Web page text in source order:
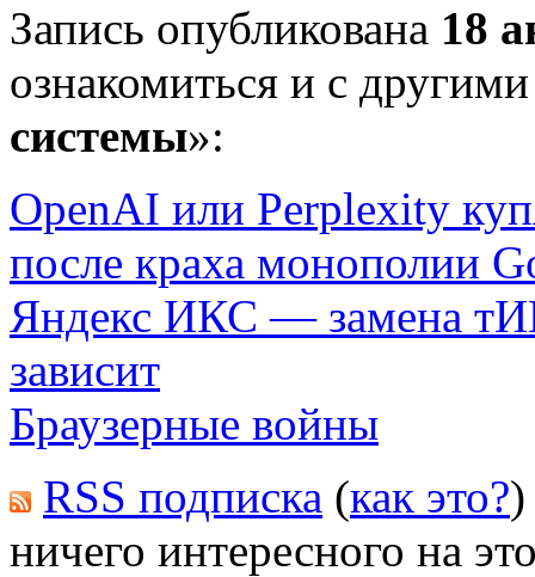
Запись опубликована 18
ознакомиться и с
системы»:
OpenAI или Perplexity
после краха монополии
Яндекс ИКС — замена
зависит
Браузерные войны
RSS подписка (как это?)
ничего интересного на